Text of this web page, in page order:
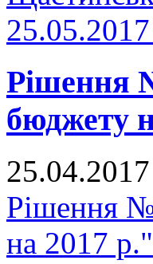
Рішення
бюджету
25.04.2017
Рішення
на 2017 р."